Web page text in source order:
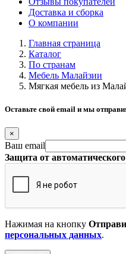
Доставка и сборка
О компании
Главная страница
Каталог
По странам
Мебель Малайзии
Мягкая мебель из
Оставьте свой email и мы
×
Ваш email
Защита от
Нажимая на кнопку
персональных данных.